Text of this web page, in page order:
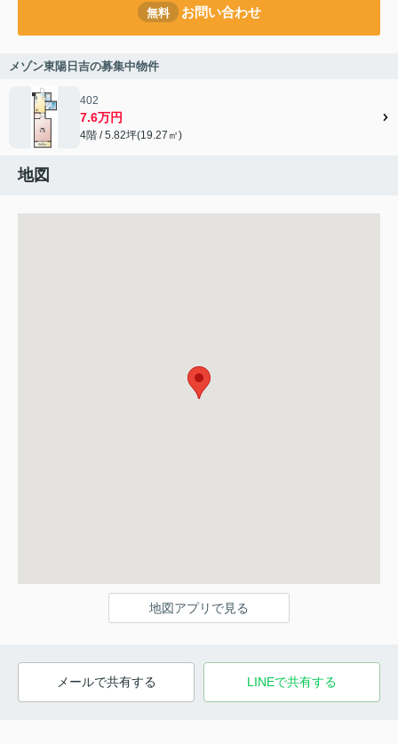
無料 お問い合わせ
メゾン東陽日吉の募集中物件
402
7.6万円
4階 / 5.82坪(19.27㎡)
地図
地図アプリで見る
メールで共有する LINEで共有する